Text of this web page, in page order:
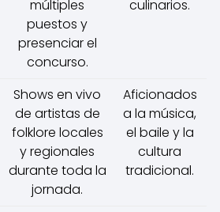
múltiples
puestos y
presenciar el
concurso.
culinarios.
Shows en vivo
de artistas de
folklore locales
y regionales
durante toda la
jornada.
Aficionados
a la música,
el baile y la
cultura
tradicional.